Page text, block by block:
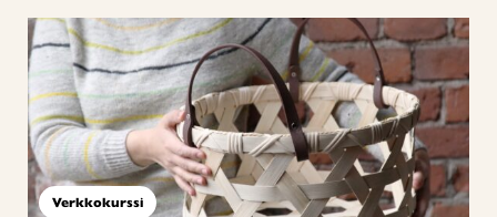
Verkkokurssi